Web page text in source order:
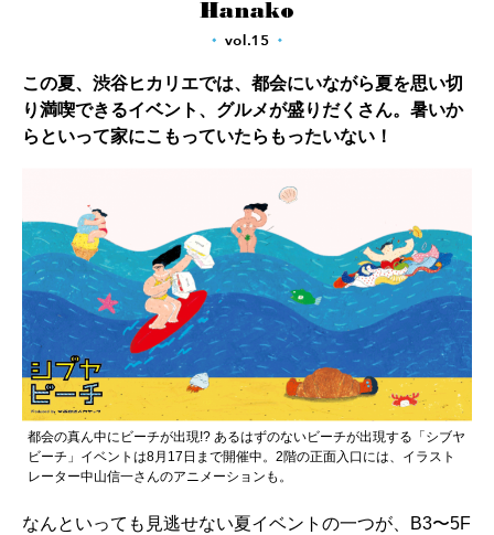
この夏、渋谷ヒカリエでは、都会にいながら夏を思い切
り満喫できるイベント、グルメが盛りだくさん。暑いか
らといって家にこもっていたらもったいない！
都会の真ん中にビーチが出現!? あるはずのないビーチが出現する「シブヤ
ビーチ」イベントは8月17日まで開催中。2階の正面入口には、イラスト
レーター中山信一さんのアニメーションも。
なんといっても見逃せない夏イベントの一つが、B3〜5F